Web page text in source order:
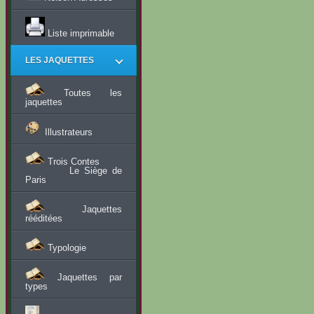
Liste imprimable
LES JAQUETTES
Toutes les
jaquettes
Illustrateurs
Trois Contes
Le Siège de
Paris
Jaquettes
rééditées
Typologie
Jaquettes par
types